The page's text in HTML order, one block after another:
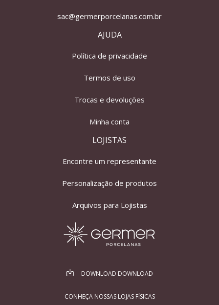
sac@germerporcelanas.com.br
AJUDA
Política de privacidade
Termos de uso
Trocas e devoluções
Minha conta
LOJISTAS
Encontre um representante
Personalização de produtos
Arquivos para Lojistas
DOWNLOAD DOWNLOAD
CONHEÇA NOSSAS LOJAS FÍSICAS